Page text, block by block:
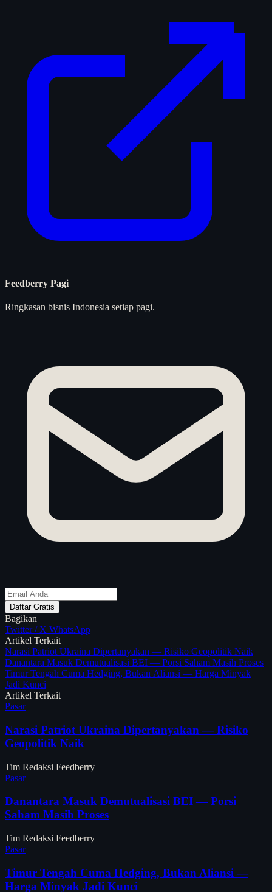
Feedberry Pagi
Ringkasan bisnis Indonesia setiap pagi.
Daftar Gratis
Bagikan
Twitter / X WhatsApp
Artikel Terkait
Narasi Patriot Ukraina Dipertanyakan — Risiko Geopolitik Naik
Danantara Masuk Demutualisasi BEI — Porsi Saham Masih Proses
Timur Tengah Cuma Hedging, Bukan Aliansi — Harga Minyak
Jadi Kunci
Artikel Terkait
Pasar
Narasi Patriot Ukraina Dipertanyakan — Risiko
Geopolitik Naik
Tim Redaksi Feedberry
Pasar
Danantara Masuk Demutualisasi BEI — Porsi
Saham Masih Proses
Tim Redaksi Feedberry
Pasar
Timur Tengah Cuma Hedging, Bukan Aliansi —
Harga Minyak Jadi Kunci